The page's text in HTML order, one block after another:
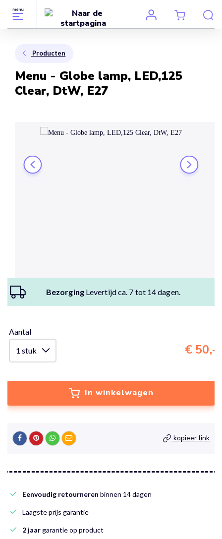
Producten
Menu - Globe lamp, LED,125
Clear, DtW, E27
BezorgingLevertijd ca. 7 tot 14 dagen.
Aantal
€ 50,-
In winkelwagen
kopieer link
Eenvoudig retourneren binnen 14 dagen
Laagste prijs garantie
2 jaargarantie op product